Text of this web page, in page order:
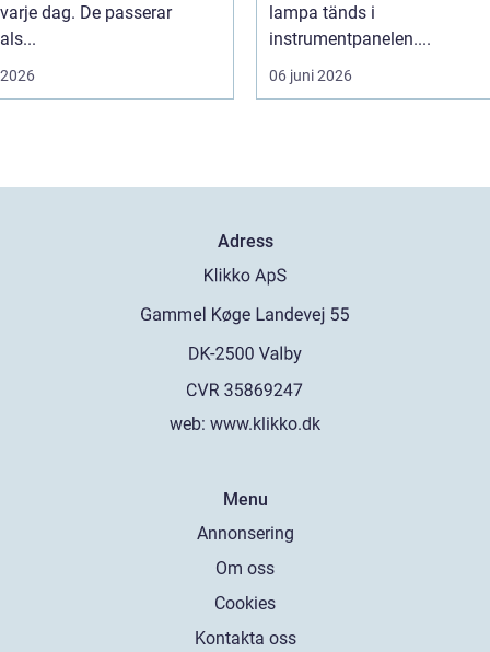
dag. De passerar
lampa tänds i
instrumentpanelen....
06 juni 2026
Adress
web: www.klikko.dk
Menu
Annonsering
Om oss
Cookies
Kontakta oss